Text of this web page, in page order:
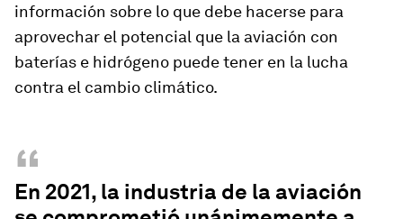
información sobre lo que debe hacerse para
aprovechar el potencial que la aviación con
baterías e hidrógeno puede tener en la lucha
contra el cambio climático.
“
En 2021, la industria de la aviación